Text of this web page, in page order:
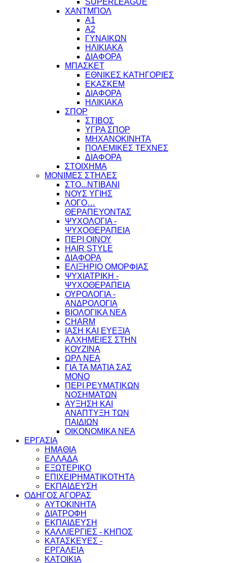
SUPERLEAGUE
ΧΑΝΤΜΠΟΛ
Α1
Α2
ΓΥΝΑΙΚΩΝ
ΗΛΙΚΙΑΚΑ
ΔΙΑΦΟΡΑ
ΜΠΑΣΚΕΤ
ΕΘΝΙΚΕΣ ΚΑΤΗΓΟΡΙΕΣ
ΕΚΑΣΚΕΜ
ΔΙΑΦΟΡΑ
ΗΛΙΚΙΑΚΑ
ΣΠΟΡ
ΣΤΙΒΟΣ
ΥΓΡΑ ΣΠΟΡ
ΜΗΧΑΝΟΚΙΝΗΤΑ
ΠΟΛΕΜΙΚΕΣ ΤΕΧΝΕΣ
ΔΙΑΦΟΡΑ
ΣΤΟΙΧΗΜΑ
ΜΟΝΙΜΕΣ ΣΤΗΛΕΣ
ΣΤΟ...ΝΤΙΒΑΝΙ
ΝΟΥΣ ΥΓΙΗΣ
ΛΟΓΟ…
ΘΕΡΑΠΕΥΟΝΤΑΣ
ΨΥΧΟΛΟΓΙΑ -
ΨΥΧΟΘΕΡΑΠΕΙΑ
ΠΕΡΙ ΟΙΝΟΥ
HAIR STYLE
ΔΙΑΦΟΡΑ
ΕΛΙΞΗΡΙΟ ΟΜΟΡΦΙΑΣ
ΨΥΧΙΑΤΡΙΚΗ -
ΨΥΧΟΘΕΡΑΠΕΙΑ
ΟΥΡΟΛΟΓΙΑ -
ΑΝΔΡΟΛΟΓΙΑ
ΒΙΟΛΟΓΙΚΑ ΝΕΑ
CHARM
ΙΑΣΗ ΚΑΙ ΕΥΕΞΙΑ
ΑΛΧΗΜΕΙΕΣ ΣΤΗΝ
ΚΟΥΖΙΝΑ
ΩΡΛ ΝEA
ΓΙΑ ΤΑ ΜΑΤΙΑ ΣΑΣ
ΜΟΝΟ
ΠΕΡΙ ΡΕΥΜΑΤΙΚΩΝ
ΝΟΣΗΜΑΤΩΝ
ΑΥΞΗΣΗ ΚΑΙ
ΑΝΑΠΤΥΞΗ ΤΩΝ
ΠΑΙΔΙΩΝ
ΟΙΚΟΝΟΜΙΚΑ ΝΕΑ
ΕΡΓΑΣΙΑ
ΗΜΑΘΙΑ
ΕΛΛΑΔΑ
ΕΞΩΤΕΡΙΚΟ
ΕΠΙΧΕΙΡΗΜΑΤΙΚΟΤΗΤΑ
ΕΚΠΑΙΔΕΥΣΗ
ΟΔΗΓΟΣ ΑΓΟΡΑΣ
ΑΥΤΟΚΙΝΗΤΑ
ΔΙΑΤΡΟΦΗ
ΕΚΠΑΙΔΕΥΣΗ
ΚΑΛΛΙΕΡΓΙΕΣ - ΚΗΠΟΣ
ΚΑΤΑΣΚΕΥΕΣ -
ΕΡΓΑΛΕΙΑ
ΚΑΤΟΙΚΙΑ